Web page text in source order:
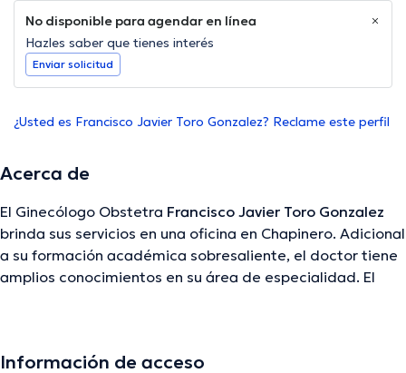
No disponible para agendar en línea
Hazles saber que tienes interés
Enviar solicitud
¿Usted es Francisco Javier Toro Gonzalez? Reclame este perfil
Acerca de
El Ginecólogo Obstetra Francisco Javier Toro Gonzalez
brinda sus servicios en una oficina en Chapinero. Adicional
a su formación académica sobresaliente, el doctor tiene
amplios conocimientos en su área de especialidad. El
médicas. Francisco Javier Toro Gonzalez ha compartido
Información de acceso